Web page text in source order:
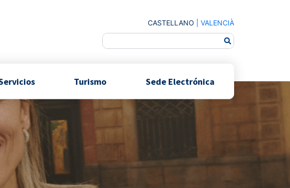
CASTELLANO VALENCIÀ
Turismo Sede Electrónica